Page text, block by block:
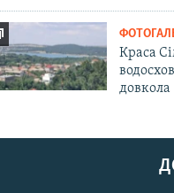
Краса
довкола